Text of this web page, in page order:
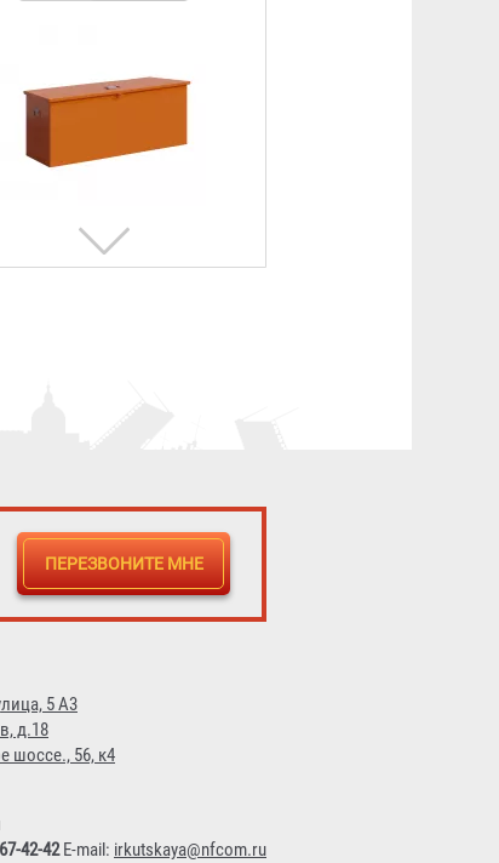
для ртутных ламп КРЛ
5 А3
д.18
шоссе., 56, к4
42-42E-mail: irkutskaya@nfcom.ru